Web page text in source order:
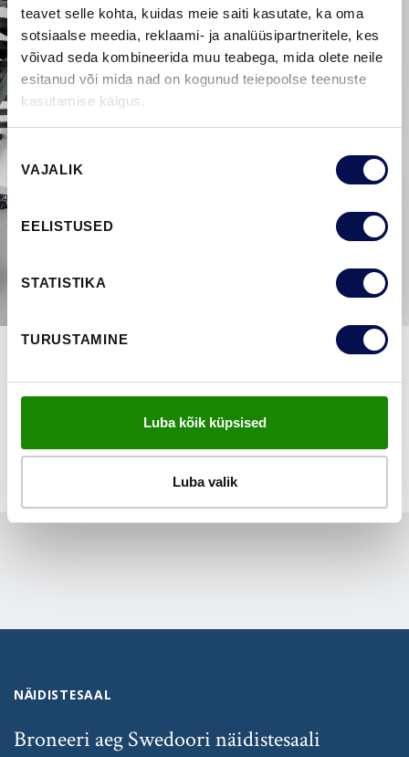
teavet selle kohta, kuidas meie saiti kasutate, ka oma
sotsiaalse meedia, reklaami- ja analüüsipartneritele, kes
võivad seda kombineerida muu teabega, mida olete neile
esitanud või mida nad on kogunud teiepoolse teenuste
kasutamise käigus.
Nõusoleku
valik
VAJALIK
EELISTUSED
STATISTIKA
TURUSTAMINE
Luba kõik küpsised
Luba valik
NÄIDISTESAAL
Broneeri aeg Swedoori näidistesaali